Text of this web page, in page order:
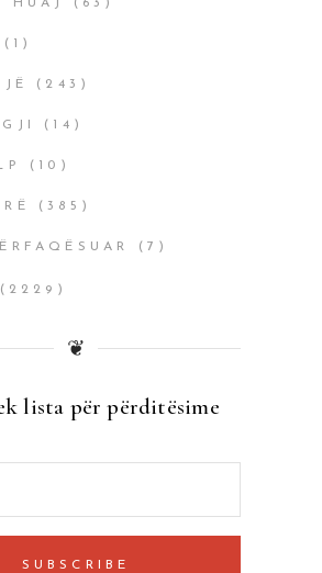
HUAJ (63)
(1)
(243)
(14)
(10)
(385)
(7)
(2229)
❦
lista për përditësime
SUBSCRIBE